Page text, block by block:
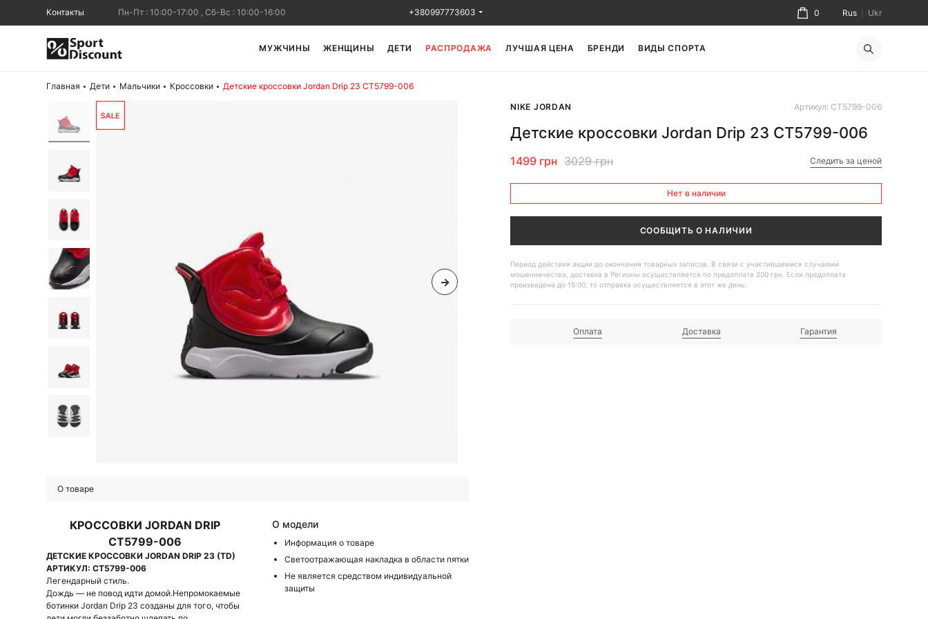
МУЖЧИНЫ ЖЕНЩИНЫ ДЕТИ РАСПРОДАЖА ЛУЧШАЯ ЦЕНА БРЕНДИ ВИДЫ СПОРТА
+380997773603
Контакты Пн-Пт : 10:00-17:00 , Сб-Вс : 10:00-16:00 0 Rus Ukr
Главная Дети Мальчики Кроссовки
Детские кроссовки Jordan Drip 23 CT5799-006
NIKE JORDAN
Артикул: CT5799-006
Детские кроссовки Jordan Drip 23 CT5799-006
1499 грн 3029 грн Следить за ценой
Нет в наличии
СООБЩИТЬ О НАЛИЧИИ
Период действия акции до окончания товарных запасов. В связи с участившимися случаями
мошенничества, доставка в Регионы осуществляется по предоплате 200 грн. Если предоплата
произведена до 15:00, то отправка осуществляется в этот же день.
Оплата Доставка Гарантия
О товаре
КРОССОВКИ JORDAN DRIP
CT5799-006
ДЕТСКИЕ КРОССОВКИ JORDAN DRIP 23 (TD)
АРТИКУЛ: CT5799-006
Легендарный стиль.
Дождь — не повод идти домой.Непромокаемые
ботинки Jordan Drip 23 созданы для того, чтобы
О модели
Информация о товаре
Светоотражающая накладка в области пятки
Не является средством индивидуальной
защиты